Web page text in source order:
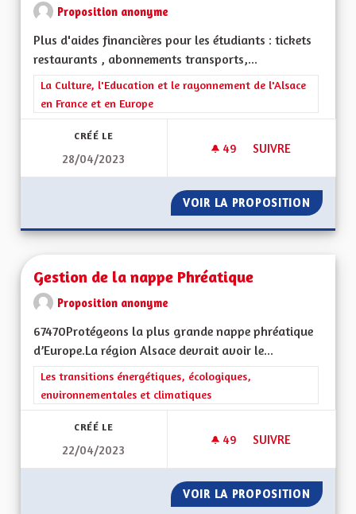
Proposition anonyme
Plus d'aides financières pour les étudiants : tickets
restaurants , abonnements transports,...
Filtrer les résultats de la catégorie : La Culture, l'Education et
La Culture, l'Education et le rayonnement de l'Alsace
en France et en Europe
CRÉÉ LE
28/04/2023
49 49 ABONNÉS
SUIVRE
VOIR LA PROPOSITION AIDES
Gestion de la nappe Phréatique
Proposition anonyme
67470Protégeons la plus grande nappe phréatique
d’Europe.La région Alsace devrait avoir le...
Filtrer les résultats de la catégorie : Les transitions
Les transitions énergétiques, écologiques,
environnementales et climatiques
CRÉÉ LE
22/04/2023
49 49 ABONNÉS
SUIVRE
VOIR LA PROPOSITION